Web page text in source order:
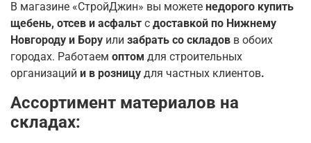
В магазине «СтройДжин» вы можете недорого купить
щебень, отсев и асфальт с доставкой по Нижнему
Новгороду и Бору или забрать со складов в обоих
городах. Работаем оптом для строительных
организаций и в розницу для частных клиентов.
Ассортимент материалов на
складах: